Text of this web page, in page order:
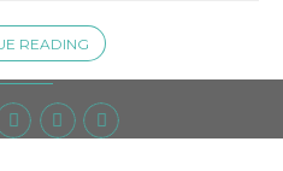
READING